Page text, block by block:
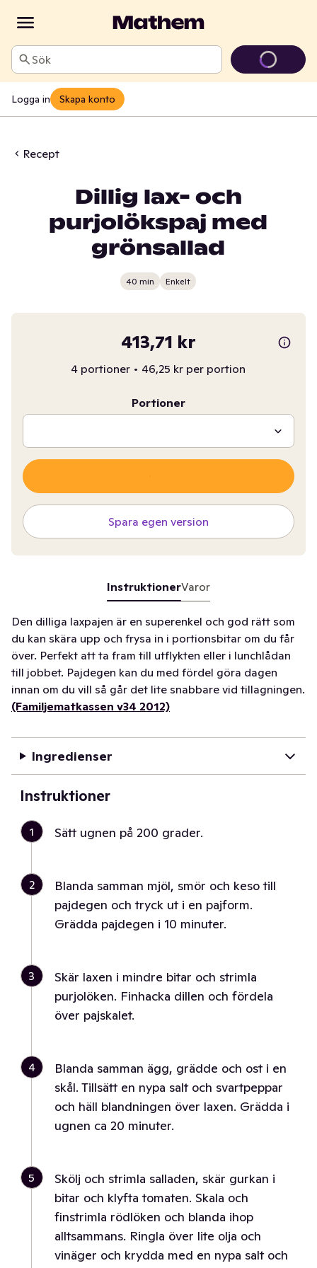
Sök
Logga in Skapa konto
Recept
Dillig lax- och
purjolökspaj med
grönsallad
40 min Enkelt
413,71 kr
4 portioner • 46,25 kr per portion
Portioner
Spara egen version
InstruktionerVaror
Den dilliga laxpajen är en superenkel och god rätt som
du kan skära upp och frysa in i portionsbitar om du får
över. Perfekt att ta fram till utflykten eller i lunchlådan
till jobbet. Pajdegen kan du med fördel göra dagen
innan om du vill så går det lite snabbare vid tillagningen.
(Familjematkassen v34 2012)
Ingredienser
Instruktioner
1 Sätt ugnen på 200 grader.
2
Blanda samman mjöl, smör och keso till
pajdegen och tryck ut i en pajform.
Grädda pajdegen i 10 minuter.
3
Skär laxen i mindre bitar och strimla
purjolöken. Finhacka dillen och fördela
över pajskalet.
4
Blanda samman ägg, grädde och ost i en
skål. Tillsätt en nypa salt och svartpeppar
och häll blandningen över laxen. Grädda i
ugnen ca 20 minuter.
5
Skölj och strimla salladen, skär gurkan i
bitar och klyfta tomaten. Skala och
finstrimla rödlöken och blanda ihop
alltsammans. Ringla över lite olja och
vinäger och krydda med en nypa salt och